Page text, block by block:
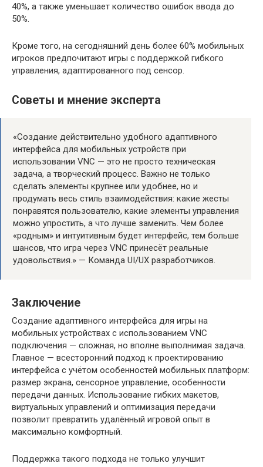
40%, а также уменьшает количество ошибок ввода до
50%.
Кроме того, на сегодняшний день более 60% мобильных
игроков предпочитают игры с поддержкой гибкого
управления, адаптированного под сенсор.
Советы и мнение эксперта
«Создание действительно удобного адаптивного
интерфейса для мобильных устройств при
использовании VNC — это не просто техническая
задача, а творческий процесс. Важно не только
сделать элементы крупнее или удобнее, но и
продумать весь стиль взаимодействия: какие жесты
понравятся пользователю, какие элементы управления
можно упростить, а что лучше заменить. Чем более
«родным» и интуитивным будет интерфейс, тем больше
шансов, что игра через VNC принесёт реальные
удовольствия.» — Команда UI/UX разработчиков.
Заключение
Создание адаптивного интерфейса для игры на
мобильных устройствах с использованием VNC
подключения — сложная, но вполне выполнимая задача.
Главное — всесторонний подход к проектированию
интерфейса с учётом особенностей мобильных платформ:
размер экрана, сенсорное управление, особенности
передачи данных. Использование гибких макетов,
виртуальных управлений и оптимизация передачи
позволит превратить удалённый игровой опыт в
максимально комфортный.
Поддержка такого подхода не только улучшит